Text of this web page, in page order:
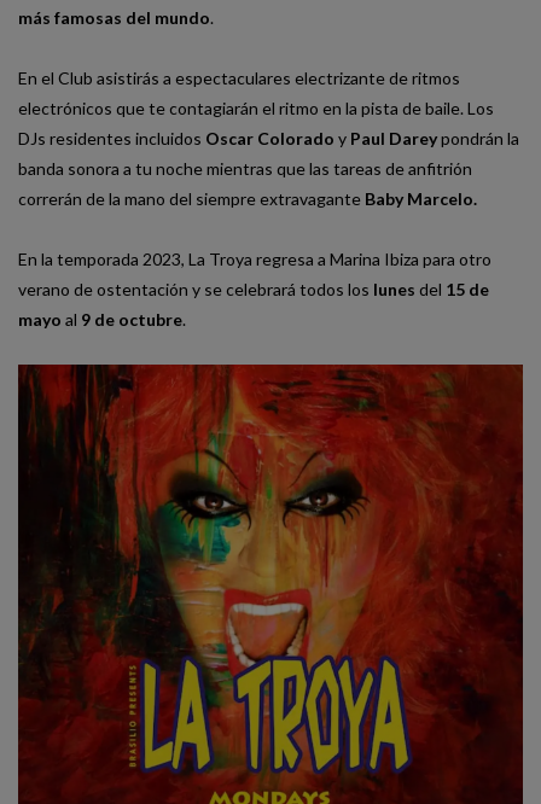
más famosas del mundo.
En el Club asistirás a espectaculares electrizante de ritmos
electrónicos que te contagiarán el ritmo en la pista de baile. Los
DJs residentes incluidos Oscar Colorado y Paul Dareypondrán la
banda sonora a tu noche mientras que las tareas de anfitrión
correrán de la mano del siempre extravagante Baby Marcelo.
En la temporada 2023, La Troya regresa a Marina Ibiza para otro
verano de ostentación y se celebrará todos los lunes del 15 de
mayo al 9 de octubre.